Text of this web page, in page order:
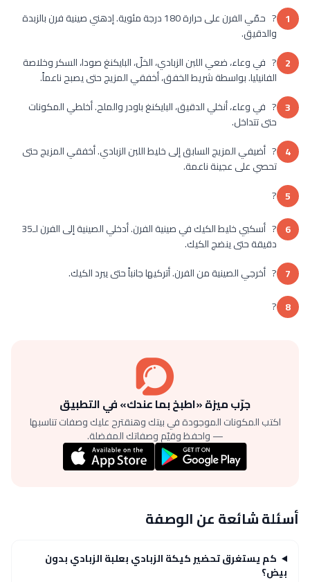
1
? حمّي الفرن على حرارة 180 درجة مئوية. إدهني صينية فرن بالزبدة
والدقيق.
2 ? في وعاء، ضعي اللبن الزبادي، الخلّ، البايكنغ صودا، السكر وخلاصة
الفانيليا. بواسطة شريط الخفق، أخفقي المزيج حتى يصبح ناعماً.
3 ? في وعاء، أنخلي الدقيق، البايكنغ باودر والملح. أخلطي المكونات
حتى تتداخل.
4 ? أضيفي المزيج السابق إلى خليط اللبن الزبادي. أخفقي المزيج حتى
تحصي على عجينة ناعمة.
5
?
6
? أسكبي خليط الكيك في صينية الفرن. أدخلي الصينية إلى الفرن لـ35
دقيقة حتى ينضج الكيك.
7 ? أخرجي الصينية من الفرن. أتركيها جانباً حتى يبرد الكيك.
8
?
جرّب ميزة «اطبخ بما عندك» في التطبيق
اكتب المكونات الموجودة في بيتك وهنقترح عليك وصفات تناسبها
— واحفظ وقيّم وصفاتك المفضلة.
أسئلة شائعة عن الوصفة
كم يستغرق تحضير كيكة الزبادي بعلبة الزبادي بدون
بيض؟